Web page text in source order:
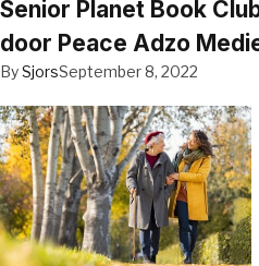
Senior Planet Book
door Peace Adzo
BySjorsSeptember 8, 2022